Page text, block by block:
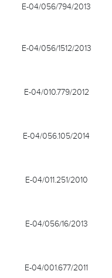
E-04/056/794/2013
E-04/056/1512/2013
E-04/010.779/2012
E-04/056.105/2014
E-04/011.251/2010
E-04/056/16/2013
E-04/001.677/2011